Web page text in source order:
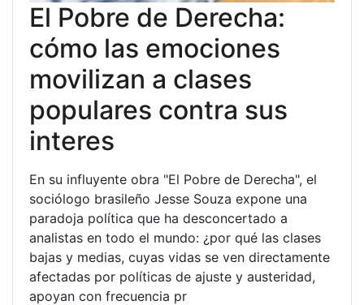
El Pobre de Derecha:
cómo las emociones
movilizan a clases
populares contra sus
interes
En su influyente obra "El Pobre de Derecha", el
sociólogo brasileño Jesse Souza expone una
paradoja política que ha desconcertado a
analistas en todo el mundo: ¿por qué las clases
bajas y medias, cuyas vidas se ven directamente
afectadas por políticas de ajuste y austeridad,
apoyan con frecuencia pr